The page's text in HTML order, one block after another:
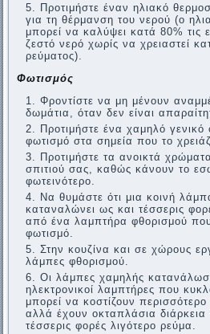
Προτιμήστε έναν ηλιακό
για τη θέρμανση του νερού (ο
μπορεί να καλύψει κατά 80% τις
ζεστό νερό χωρίς να χρειαστεί
ρεύματος).
Φωτισμός
Φροντίστε να μη μένουν
δωμάτια, όταν δεν είναι
Προτιμήστε ένα χαμηλό γενικό
φωτισμό στα σημεία που το
Προτιμήστε τα ανοικτά
σπιτιού σας, καθώς κάνουν το
φωτεινότερο.
Να θυμάστε ότι μια κοινή
καταναλώνει ως και τέσσερις
από ένα λαμπτήρα φθορισμού που
φωτισμό.
Στην κουζίνα και σε χώρους
λάμπες φθορισμού.
Οι λάμπες χαμηλής
ηλεκτρονικοί λαμπτήρες που
μπορεί να κοστίζουν
αλλά έχουν οκταπλάσια
τέσσερις φορές λιγότερο ρεύμα.